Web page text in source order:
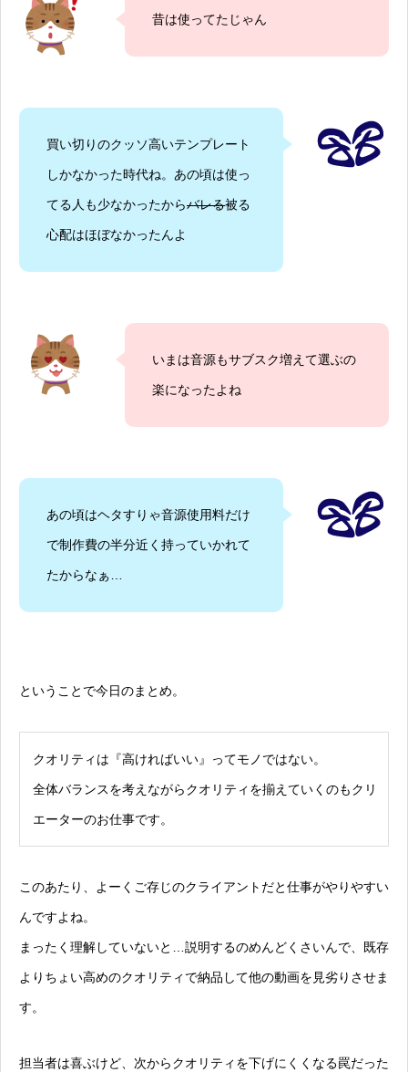
昔は使ってたじゃん
買い切りのクッソ高いテンプレート
しかなかった時代ね。あの頃は使っ
てる人も少なかったからバレる被る
心配はほぼなかったんよ
いまは音源もサブスク増えて選ぶの
楽になったよね
あの頃はヘタすりゃ音源使用料だけ
で制作費の半分近く持っていかれて
たからなぁ…
ということで今日のまとめ。
クオリティは『高ければいい』ってモノではない。
全体バランスを考えながらクオリティを揃えていくのもクリ
エーターのお仕事です。
このあたり、よーくご存じのクライアントだと仕事がやりやすい
んですよね。
まったく理解していないと…説明するのめんどくさいんで、既存
よりちょい高めのクオリティで納品して他の動画を見劣りさせま
す。
担当者は喜ぶけど、次からクオリティを下げにくくなる罠だった